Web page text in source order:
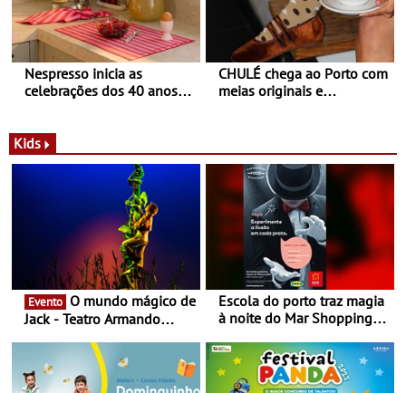
Nespresso inicia as
celebrações dos 40 anos
Novas - Edição limitada
Nespresso x Torres Novas
CHULÉ chega ao Porto com
meias originais e
Shopping
Kids
Evento
Jack - Teatro Armando
Escola do porto traz magia
à noite do Mar Shopping
29 de abril, às 21h00